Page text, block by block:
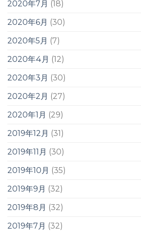
2020年7月 (18)
2020年6月 (30)
2020年5月 (7)
2020年4月 (12)
2020年3月 (30)
2020年2月 (27)
2020年1月 (29)
2019年12月 (31)
2019年11月 (30)
2019年10月 (35)
2019年9月 (32)
2019年8月 (32)
2019年7月 (32)